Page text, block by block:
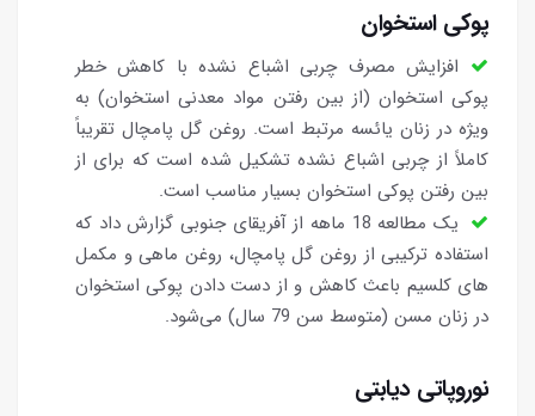
پوکی استخوان
افزایش مصرف چربی اشباع نشده با کاهش خطر
پوکی استخوان (از بین رفتن مواد معدنی استخوان) به
ویژه در زنان یائسه مرتبط است. روغن گل پامچال تقریباً
كاملاً از چربی اشباع نشده تشكیل شده است که برای از
بین رفتن پوکی استخوان بسیار مناسب است.
یک مطالعه 18 ماهه از آفریقای جنوبی گزارش داد که
استفاده ترکیبی از روغن گل پامچال، روغن ماهی و مکمل
های کلسیم باعث کاهش و از دست دادن پوکی استخوان
در زنان مسن (متوسط سن 79 سال) می‌شود.
نوروپاتی دیابتی